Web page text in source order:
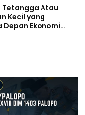
Tetangga Atau
Kecil yang
Depan Ekonomi